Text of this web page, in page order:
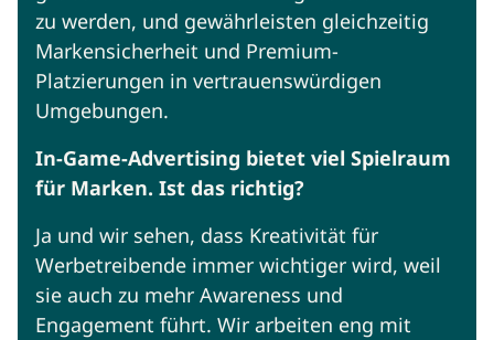
zu werden, und gewährleisten gleichzeitig
Markensicherheit und Premium-
Platzierungen in vertrauenswürdigen
Umgebungen.
In-Game-Advertising bietet viel Spielraum
für Marken. Ist das richtig?
Ja und wir sehen, dass Kreativität für
Werbetreibende immer wichtiger wird, weil
sie auch zu mehr Awareness und
Engagement führt. Wir arbeiten eng mit